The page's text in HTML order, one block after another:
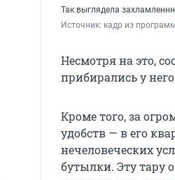
Так выглядела
Источник: кадр из
Несмотря на это,
прибирались у
Кроме того, за
удобств — в его
нечеловеческих
бутылки. Эту тару